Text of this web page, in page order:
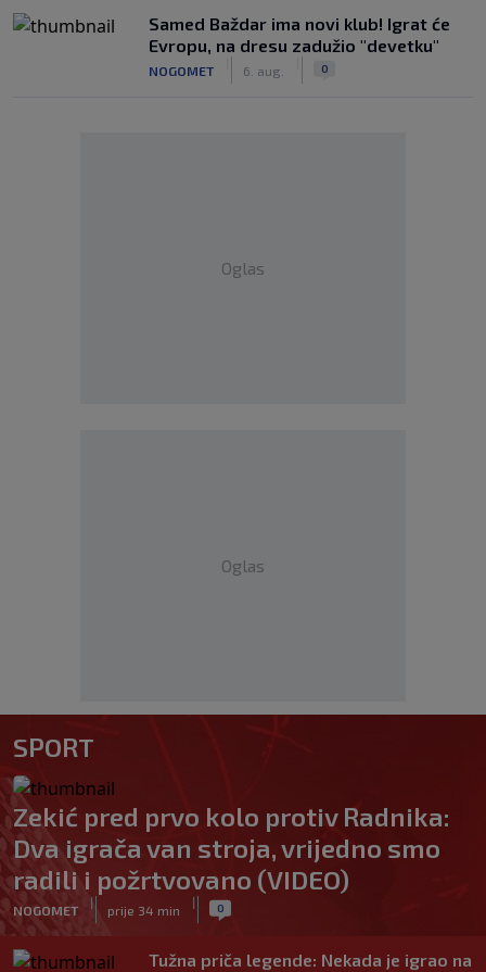
Samed Baždar ima novi klub! Igrat će
Evropu, na dresu zadužio "devetku"
NOGOMET 6. aug. 0
Oglas
Oglas
SPORT
Zekić pred prvo kolo protiv Radnika:
Dva igrača van stroja, vrijedno smo
radili i požrtvovano (VIDEO)
NOGOMET
|
prije 34 min
| 0
Tužna priča legende: Nekada je igrao na